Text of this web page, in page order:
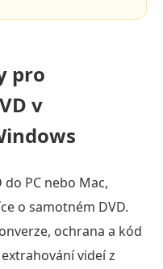
pro
v
PC nebo Mac,
o samotném DVD.
ochrana a kód
videí z